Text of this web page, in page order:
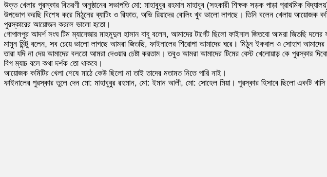
উক্ত খেলার পুরস্কার বিতরণী অনুষ্ঠানের সভাপতি মো: মাহাবুবুর রহমান মাহাবুব (সহকারী শিক্ষক সড়ক পাড়া প্রাথমিক
উপভোগ করছি বিশেষ করে মিঠুনের ব্যাটিং ও রিফাত, অভি রিয়াদের বোলিং খুব ভালো লাগছে। তিনি বলেন খেলায় আয়োজক
পুরস্কারের আয়োজন করলে ভালো হতো।
গোপালপুর আদর্শ সংঘ টিম ম্যানেজার মাহমুদুল হাসান বাবু বলেন, আমাদের টার্গেট ছিলো ফাইনাল জিতবো আমরা জিতছি
মামুন মিন্টু বলেন, সব চেয়ে ভালো লাগছে আমরা জিতছি, ফাইনালের শিরোপা আমাদের ঘরে। মিঠুন ইকবাল ও সোহাগ
তারা যদি না দেয় আমাদের বলতো আমরা দেওয়ার চেষ্টা করতাম। তবুও আমরা আমাদের টিমের বেস্ট খেলোয়াড় কে পুরস্কার
বিগ ম্যাচ বলে কথা দর্শক তো থাকবে।
আয়োজক কমিটির খেলা শেষে মাঠে কেউ ছিলো না তাই তাদের মতামত নিতে পারি নাই।
ফাইনালের পুরস্কার তুলে দেন মো: মাহাবুবুর রহমান, মো: ইমান আলী, মো: সোহেল মিয়া। পুরস্কার হিসাবে ছিলো একটি